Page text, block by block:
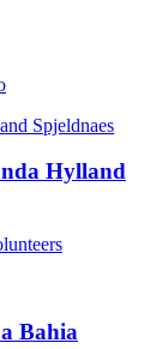
Hylland
Bahia